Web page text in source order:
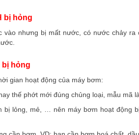
bị hỏng
nhưng bị mất nước, có nước chảy
bị hỏng
gian hoạt động của máy bơm:
thế phớt mới đúng chủng loại, mẫu mã
lỏng, mẻ, … nên máy bơm hoạt động